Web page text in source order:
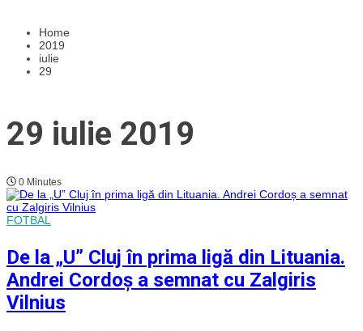
Home
2019
iulie
29
29 iulie 2019
0 Minutes
FOTBAL
De la „U” Cluj în prima ligă din Lituania.
Andrei Cordoș a semnat cu Zalgiris
Vilnius